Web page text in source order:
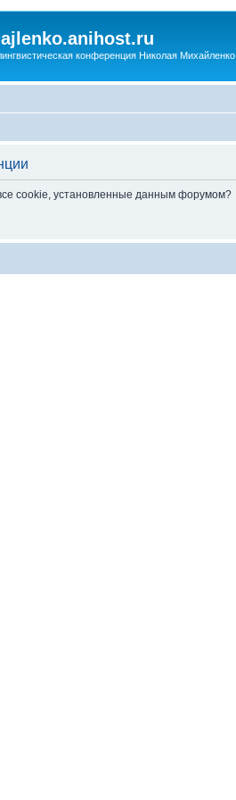
конференция Николая Михайленко
cookie, установленные данным форумом?